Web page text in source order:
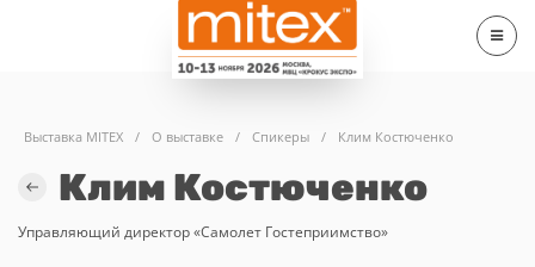
Выставка MITEX / О выставке / Спикеры / Клим Костюченко
Клим Костюченко
Управляющий директор «Самолет Гостеприимство»